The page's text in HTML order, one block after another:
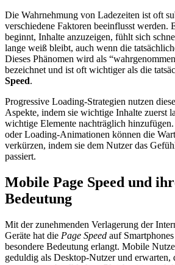
Die Wahrnehmung von Ladezeiten ist oft
verschiedene Faktoren beeinflusst werden.
beginnt, Inhalte anzuzeigen, fühlt sich
lange weiß bleibt, auch wenn die
Dieses Phänomen wird als
bezeichnet und ist oft wichtiger als die
Speed.
Progressive Loading-Strategien nutzen
Aspekte, indem sie wichtige Inhalte zuerst
wichtige Elemente nachträglich
oder Loading-Animationen können die
verkürzen, indem sie dem Nutzer das
passiert.
Mobile Page Speed und
Bedeutung
Mit der zunehmenden Verlagerung der
Geräte hat die Page Speed auf
besondere Bedeutung erlangt. Mobile
geduldig als Desktop-Nutzer und erwarten,